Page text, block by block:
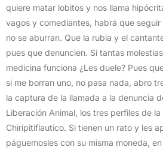
quiere matar lobitos y nos llama
vagos y comediantes, habrá que
no se aburran. Que la rubia y el
pues que denuncien. Si tantas
medicina funciona ¿Les duele? Pues
si me borran uno, no pasa nada, abro
la captura de la llamada a la denuncia
Liberación Animal, los tres perfiles de
Chiripitiflautico. Si tienen un rato y les
páguemosles con su misma moneda,